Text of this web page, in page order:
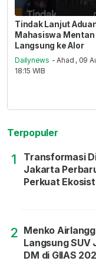
Tindak Lanjut
Mahasiswa Mentan
Langsung ke Alor
Dailynews - Ahad , 09
18:15 WIB
Terpopuler
1
Transformasi
Jakarta
Perkuat
2 Menko
Langsung SUV
DM di GIIAS